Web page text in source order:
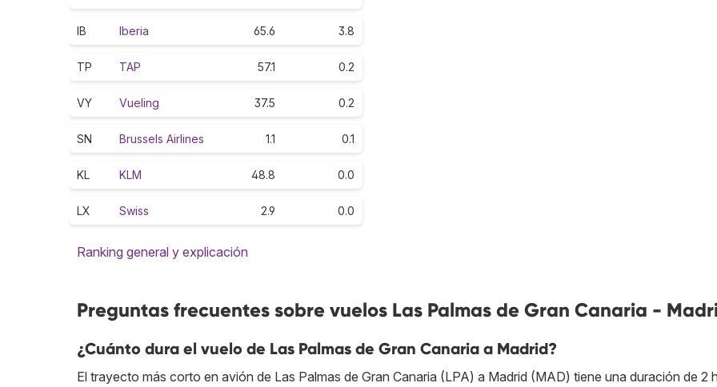
IB Iberia 65.6 3.8
TP TAP 57.1 0.2
VY Vueling 37.5 0.2
SN Brussels Airlines 1.1 0.1
KL KLM 48.8 0.0
LX Swiss 2.9 0.0
Ranking general y explicación
Preguntas frecuentes sobre vuelos Las Palmas de Gran Canaria -
¿Cuánto dura el vuelo de Las Palmas de Gran Canaria a Madrid?
El trayecto más corto en avión de Las Palmas de Gran Canaria (LPA) a Madrid (MAD) tiene una duración de 2